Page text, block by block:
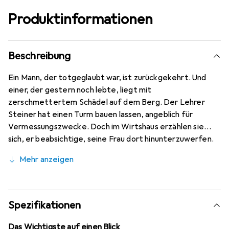
Produktinformationen
Beschreibung
Ein Mann, der totgeglaubt war, ist zurückgekehrt. Und
einer, der gestern noch lebte, liegt mit
zerschmettertem Schädel auf dem Berg. Der Lehrer
Steiner hat einen Turm bauen lassen, angeblich für
Vermessungszwecke. Doch im Wirtshaus erzählen sie
sich, er beabsichtige, seine Frau dort hinunterzuwerfen.
Schädel und leeren Augen. Wer hat seinen perfiden Plan
Lehrer nie haben wollte? Seine Frau? Oder der ungeliebte
Bruder, dessen Name voreilig ins Kriegerdenkmal
gemeisselt worden war? Doch er kehrte zurück, und statt
seines Lebens hat er nur einen Arm im Krieg gelassen –
Mehr anzeigen
Spezifikationen
Das Wichtigste auf einen Blick